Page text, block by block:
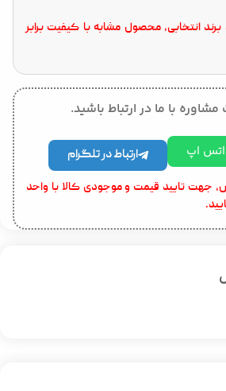
انتخابی، محصول مشابه با کیفیت برابر
با ما در ارتباط باشید.
اپ ارتباط در تلگرام
جهت تایید قیمت و موجودی کالا با واحد